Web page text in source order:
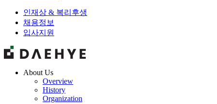
인재상 & 복리후생
채용정보
입사지원
About Us
Overview
History
Organization